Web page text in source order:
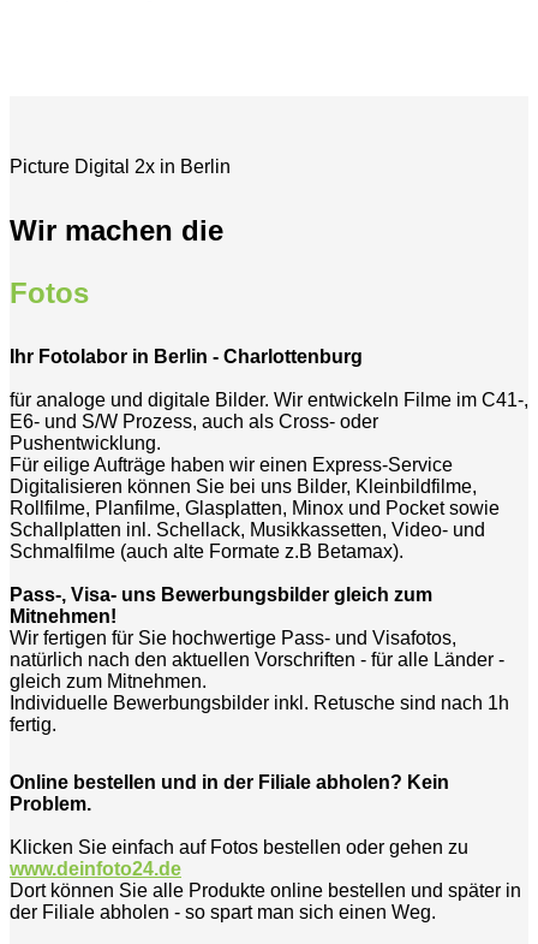
Picture Digital 2x in Berlin
Wir machen die
Fotos
Ihr Fotolabor in Berlin - Charlottenburg
für analoge und digitale Bilder. Wir entwickeln Filme im C41-,
E6- und S/W Prozess, auch als Cross- oder
Pushentwicklung.
Für eilige Aufträge haben wir einen Express-Service
Digitalisieren können Sie bei uns Bilder, Kleinbildfilme,
Rollfilme, Planfilme, Glasplatten, Minox und Pocket sowie
Schallplatten inl. Schellack, Musikkassetten, Video- und
Schmalfilme (auch alte Formate z.B Betamax).
Pass-, Visa- uns Bewerbungsbilder gleich zum
Mitnehmen!
Wir fertigen für Sie hochwertige Pass- und Visafotos,
natürlich nach den aktuellen Vorschriften - für alle Länder -
gleich zum Mitnehmen.
Individuelle Bewerbungsbilder inkl. Retusche sind nach 1h
fertig.
Online bestellen und in der Filiale abholen? Kein
Problem.
Klicken Sie einfach auf Fotos bestellen oder gehen zu
www.deinfoto24.de
Dort können Sie alle Produkte online bestellen und später in
der Filiale abholen - so spart man sich einen Weg.